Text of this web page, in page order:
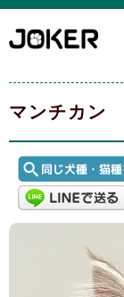
マンチカン